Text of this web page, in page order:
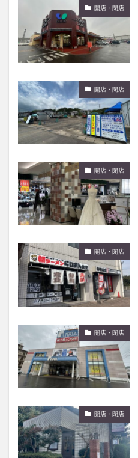
開店・閉店
開店・閉店
開店・閉店
開店・閉店
開店・閉店
開店・閉店